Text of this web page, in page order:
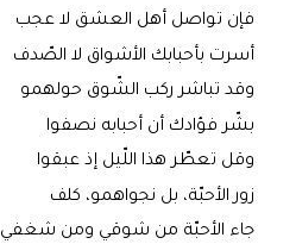
فإن تواصل أهل العشق لا عجب
أسرت بأحبابك الأشواق لا الصّدف
وقد تباشر ركب الشّوق حولهمو
بشّر فؤادك أن أحبابه نصفوا
وقل تعطّر هذا اللّيل إذ عبقوا
زور الأحبّة، بل نجواهمو، كلف
جاء الأحبّة من شوقي ومن شغفي